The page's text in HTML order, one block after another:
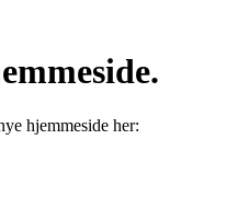
hjemmeside her: